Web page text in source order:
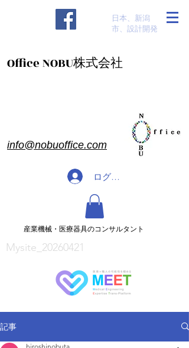
​日本、新潟
市、設計開発
​Office NOBU株式会社
​info@nobuoffice.com
ログイン
​産業機械・医療器具のコンサルタント
Mysite_20260421
記事